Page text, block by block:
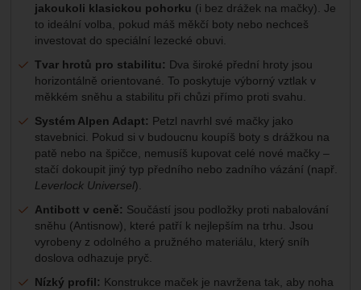
jakoukoli klasickou pohorku (i bez drážek na mačky). Je
to ideální volba, pokud máš měkčí boty nebo nechceš
investovat do speciální lezecké obuvi.
Tvar hrotů pro stabilitu: Dva široké přední hroty jsou
horizontálně orientované. To poskytuje výborný vztlak v
měkkém sněhu a stabilitu při chůzi přímo proti svahu.
Systém Alpen Adapt: Petzl navrhl své mačky jako
stavebnici. Pokud si v budoucnu koupíš boty s drážkou na
patě nebo na špičce, nemusíš kupovat celé nové mačky –
stačí dokoupit jiný typ předního nebo zadního vázání (např.
Leverlock Universel).
Antibott v ceně: Součástí jsou podložky proti nabalování
sněhu (Antisnow), které patří k nejlepším na trhu. Jsou
vyrobeny z odolného a pružného materiálu, který sníh
doslova odhazuje pryč.
Nízký profil: Konstrukce maček je navržena tak, aby noha